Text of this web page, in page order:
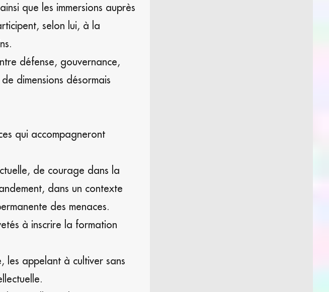
que les immersions auprès
selon lui, à la
défense, gouvernance,
dimensions désormais
qui accompagneront
de courage dans la
dans un contexte
des menaces.
à inscrire la formation
les appelant à cultiver sans